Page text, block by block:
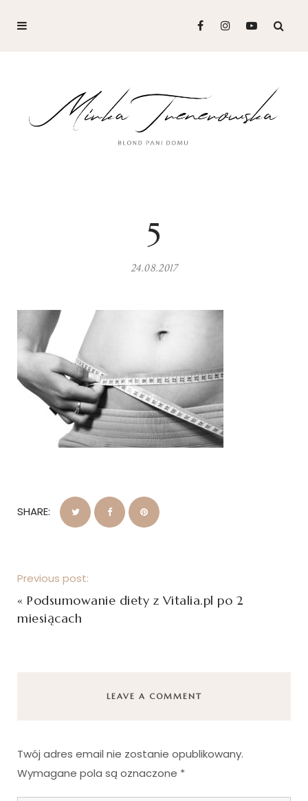
5
24.08.2017
SHARE:
Previous post:
« Podsumowanie diety z Vitalia.pl po 2
miesiącach
LEAVE A COMMENT
Twój adres email nie zostanie opublikowany.
Wymagane pola są oznaczone *